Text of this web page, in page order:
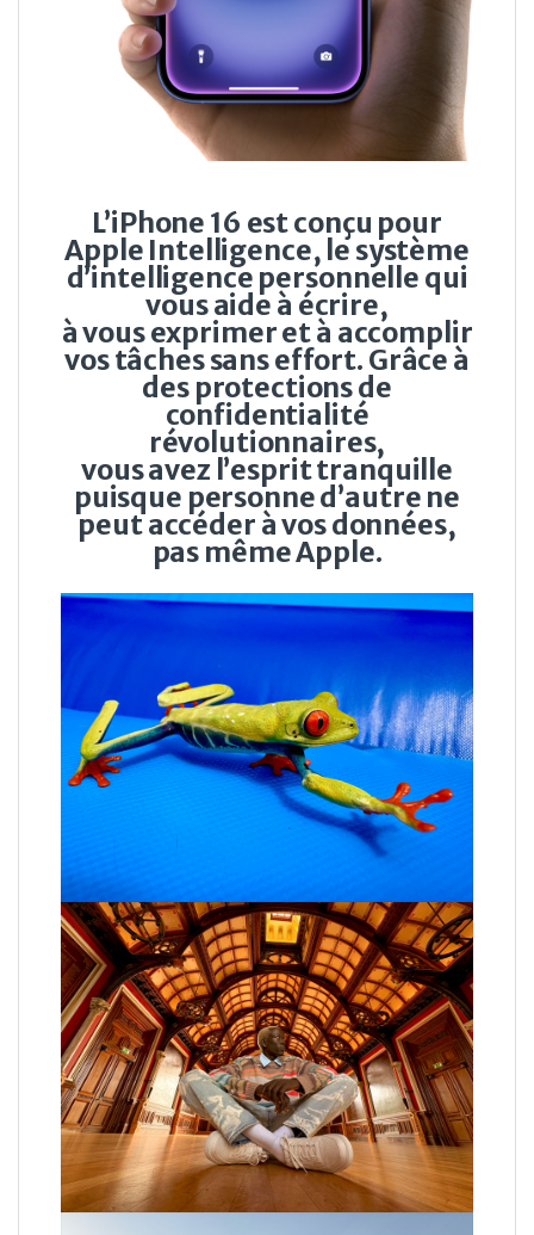
L’iPhone 16 est conçu pour
Apple Intelligence, le système
d’intelligence personnelle qui
vous aide à écrire,
à vous exprimer et à accomplir
vos tâches sans effort. Grâce à
des protections de
confidentialité
révolutionnaires,
vous avez l’esprit tranquille
puisque personne d’autre ne
peut accéder à vos données,
pas même Apple.